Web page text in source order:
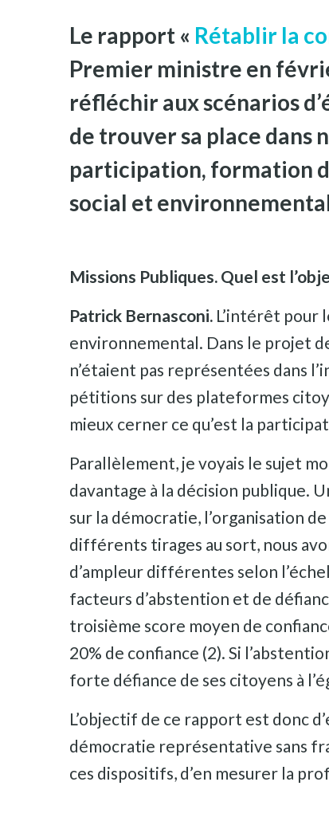
Le rapport « Rétablir la
Premier ministre en
réfléchir aux scénarios
de trouver sa place
participation, formation
social et
Missions Publiques. Quel est
Patrick Bernasconi. L’intérêt pour
environnemental. Dans le projet
n’étaient pas représentées dans
pétitions sur des plateformes
mieux cerner ce qu’est la
Parallèlement, je voyais le sujet
davantage à la décision publique.
sur la démocratie, l’organisation
différents tirages au sort, nous
d’ampleur différentes selon
facteurs d’abstention et de
troisième score moyen de
20% de confiance (2). Si
forte défiance de ses citoyens à
L’objectif de ce rapport est donc
démocratie représentative sans
ces dispositifs, d’en mesurer la